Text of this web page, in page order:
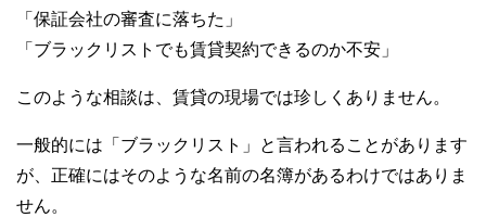
「保証会社の審査に落ちた」
「ブラックリストでも賃貸契約できるのか不安」
このような相談は、賃貸の現場では珍しくありません。
一般的には「ブラックリスト」と言われることがあります
が、正確にはそのような名前の名簿があるわけではありま
せん。